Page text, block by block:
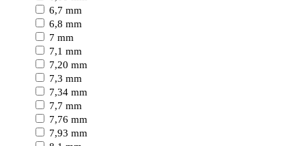
6,7 mm
6,8 mm
7 mm
7,1 mm
7,20 mm
7,3 mm
7,34 mm
7,7 mm
7,76 mm
7,93 mm